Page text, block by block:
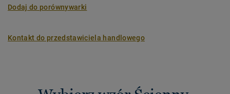
poliestrowej z klejem akrylowym, charakteryzuje się
Zaprojektowana przez instalatorów Tarkett jako szybkie,
Dodaj do porównywarki
Kontakt do przedstawiciela handlowego